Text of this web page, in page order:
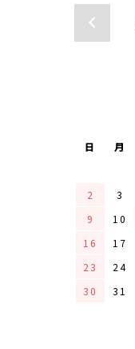
日 月
2
3
9
10
16
17
23
24
30
31